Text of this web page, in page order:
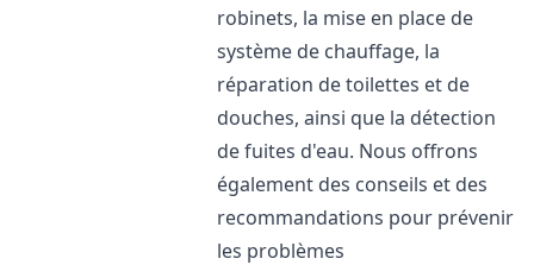
robinets, la mise en place de
système de chauffage, la
réparation de toilettes et de
douches, ainsi que la détection
de fuites d'eau. Nous offrons
également des conseils et des
recommandations pour prévenir
les problèmes